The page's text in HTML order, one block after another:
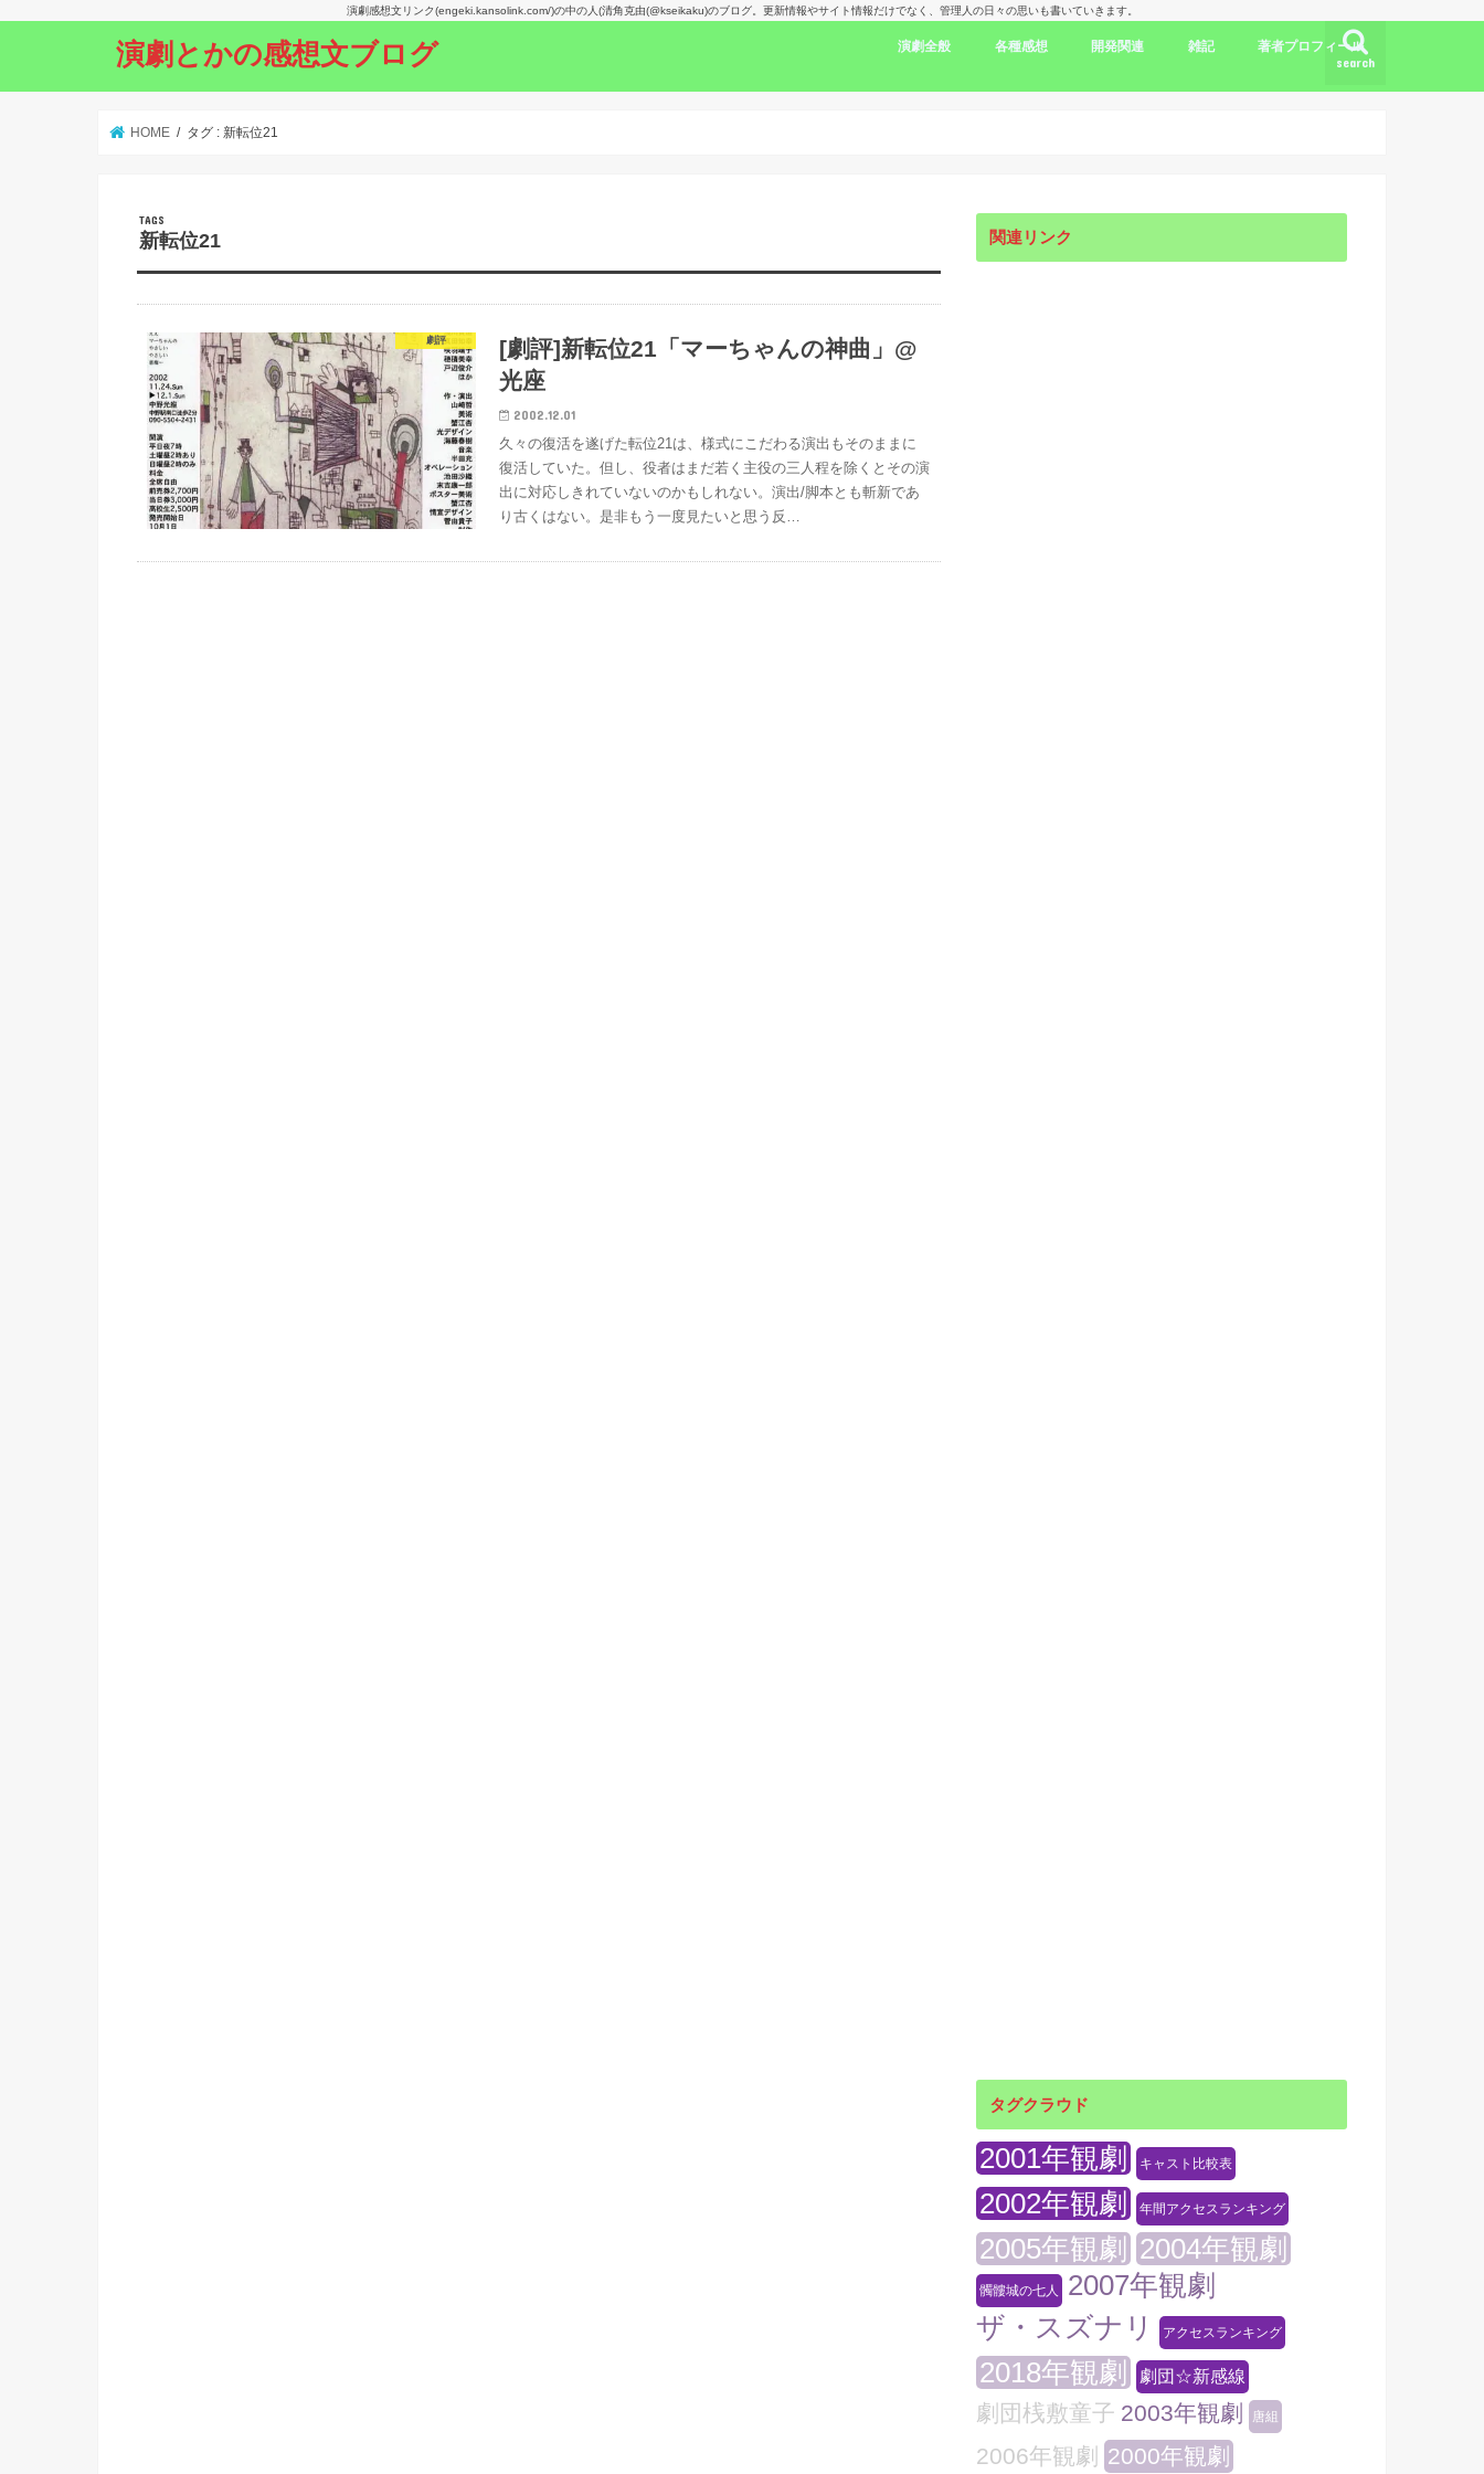
演劇感想文リンク(engeki.kansolink.com/)の中の人(清角克由(@kseikaku)のブログ。更新情報やサイト情報だけでなく、管理人の日々の思いも書いていきます。
演劇とかの感想文ブログ search
演劇全般
演劇感想文リンク
舞台で見た人のドラマ出演情報
楽しみな舞台！
演劇賞
各種感想
劇評 海外劇評
書評 KDP
映画評
旅行記
開発関連
開発言語
iPhone/Mac
WordPress
Ubuntu
集合知/人工知能
雑記
日本
アメリカ
韓国
中国
著者プロフィール
HOME タグ : 新転位21
新転位21
劇評
[劇評]新転位21「マーちゃんの神曲」@
光座
2002.12.01
久々の復活を遂げた転位21は、様式にこだわる演出もそのままに
復活していた。但し、役者はまだ若く主役の三人程を除くとその演
出に対応しきれていないのかもしれない。演出/脚本とも斬新であ
り古くはない。是非もう一度見たいと思う反…
関連リンク
タグクラウド
2001年観劇 キャスト比較表
2002年観劇 年間アクセスランキング
2005年観劇 2004年観劇
髑髏城の七人
2007年観劇
ザ・スズナリ
アクセスランキング
2018年観劇 劇団☆新感線
劇団桟敷童子 2003年観劇 唐組
2006年観劇
2000年観劇